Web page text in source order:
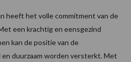
heeft het volle commitment van de
een krachtig en eensgezind
kan de positie van de
duurzaam worden versterkt. Met